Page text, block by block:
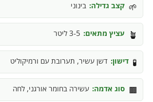
🌱 קצב גדילה: בינוני
🪴 עציץ מתאים: 3-5 ליטר
🧪 דישון: דשן עשיר, תערובת עם ורמיקוליט
🟫 סוג אדמה: עשירה בחומר אורגני, לחה